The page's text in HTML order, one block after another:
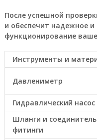
После успешной
и обеспечит надежное
функционирование
Инструменты и
Давлениметр
Гидравлический насос
Шланги и
фитинги